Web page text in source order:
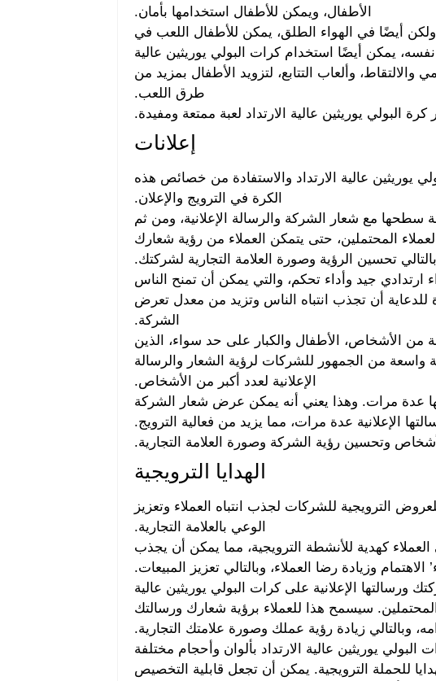
الأطفال، ويمكن للأطفال استخدامها بأمان.
أيضًا في الهواء الطلق، يمكن للأطفال اللعب في
يمكن أيضًا استخدام كرات البولي يوريثين عالية
والالتقاط، وألعاب التتابع، لتزويد الأطفال بمزيد من
طرق اللعب.
كرة البولي يوريثين عالية الارتداد لعبة ممتعة ومفيدة.
إعلانات
يوريثين عالية الارتداد والاستفادة من خصائص هذه
الكرة في الترويج والإعلان.
سطحها مع شعار الشركة والرسالة الإعلانية، ومن ثم
المحتملين، حتى يتمكن العملاء من رؤية شعارك
تحسين الرؤية وصورة العلامة التجارية لشركتك.
ارتدادي جيد وأداء تحكم، والتي يمكن أن تمنح الناس
أن تجذب انتباه الناس وتزيد من معدل تعرض
الشركة.
الأشخاص، الأطفال والكبار على حد سواء، الذين
واسعة من الجمهور للشركات لرؤية الشعار والرسالة
الإعلانية لعدد أكبر من الأشخاص.
عدة مرات. وهذا يعني أنه يمكن عرض شعار الشركة
الإعلانية عدة مرات، مما يزيد من فعالية الترويج.
وتحسين رؤية الشركة وصورة العلامة التجارية.
الهدايا الترويجية
الترويجية للشركات لجذب انتباه العملاء وتعزيز
الوعي بالعلامة التجارية.
كهدية للأنشطة الترويجية، مما يمكن أن يجذب
الاهتمام وزيادة رضا العملاء، وبالتالي تعزيز المبيعات.
ورسالتها الإعلانية على كرات البولي يوريثين عالية
المحتملين. سيسمح هذا للعملاء برؤية شعارك ورسالتك
وبالتالي زيادة رؤية عملك وصورة علامتك التجارية.
يوريثين عالية الارتداد بألوان وأحجام مختلفة
للحملة الترويجية. يمكن أن تجعل قابلية التخصيص